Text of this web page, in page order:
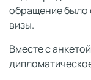
обращение было
визы.
Вместе с